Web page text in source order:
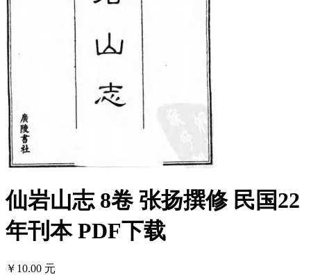
仙岩山志 8卷 张扬撰修 民国22
年刊本 PDF下载
￥10.00 元